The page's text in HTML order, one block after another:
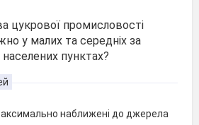
цукрової промисловості
у малих та середніх за
населених пунктах?
наближені до джерела